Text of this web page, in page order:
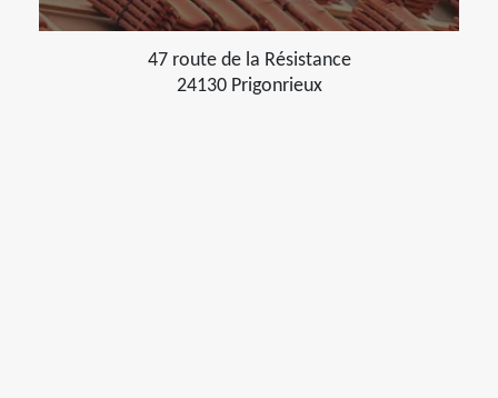
47 route de la Résistance
24130 Prigonrieux